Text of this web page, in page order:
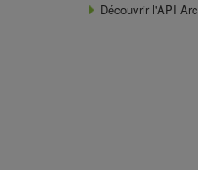
Découvrir l'API